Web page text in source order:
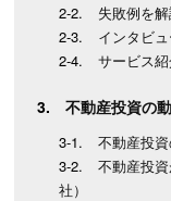
失敗例を
インタビ
サービス
不動産投資の
不動産投資
不動産投
社）